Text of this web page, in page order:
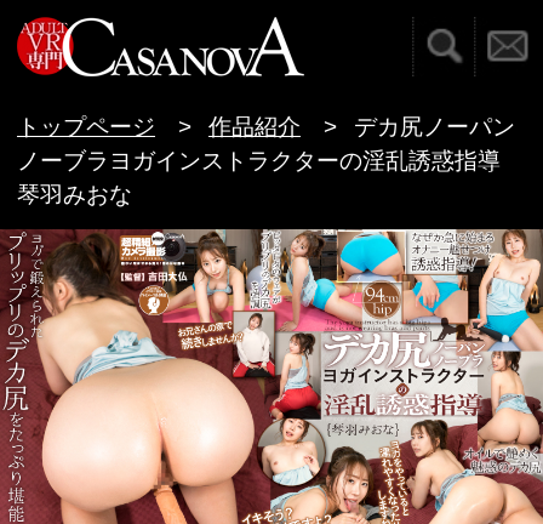
VR専門AVメーカー
お問い合わせ
ノーブラヨガインストラクターの淫乱誘惑指導
琴羽みおな
デカ尻ノーパンノーブラヨガインストラクター
の淫乱誘惑指導 琴羽みおな
ヨガインストラクターみおなさん。ピッタピタの
ウェアがみおなさんのプリケツデカ尻を強調。ポ